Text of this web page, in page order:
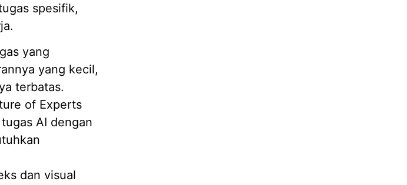
spesifik,
yang
yang kecil,
terbatas.
of Experts
AI dengan
dan visual